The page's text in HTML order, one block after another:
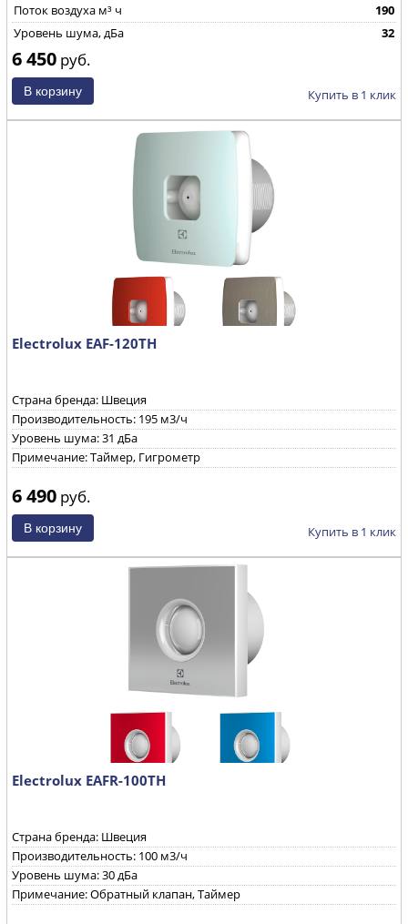
Поток воздуха м³ ч
190
Уровень шума, дБа
32
6 450 руб.
Купить в 1 клик
Electrolux EAF-120TН
Страна бренда: Швеция
Производительность: 195 м3/ч
Уровень шума: 31 дБа
Примечание: Таймер, Гигрометр
6 490 руб.
Купить в 1 клик
Electrolux EAFR-100TH
Страна бренда: Швеция
Производительность: 100 м3/ч
Уровень шума: 30 дБа
Примечание: Обратный клапан, Таймер